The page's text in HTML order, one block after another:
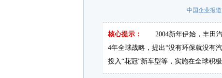
中国企业报道
核心提示：
2004新年伊始，丰田汽
4年全球战略，提出“没有环保就没有
投入“花冠”新车型等，实施在全球积